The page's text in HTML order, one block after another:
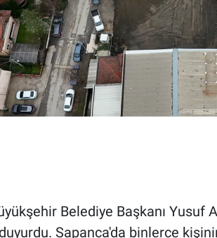
Belediye Başkanı Yusuf
Sapanca'da binlerce